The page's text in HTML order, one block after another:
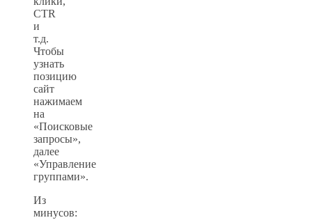
CTR
и
т.д.
Чтобы
узнать
позицию
сайт
нажимаем
на
«Поисковые
запросы»,
далее
«Управление
группами».
Из
минусов: